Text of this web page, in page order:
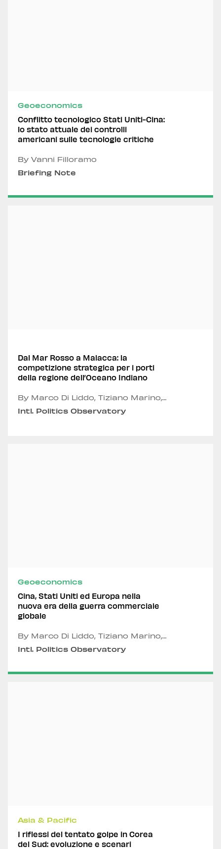
Geoeconomics
Conflitto tecnologico Stati Uniti-Cina:
lo stato attuale dei controlli
americani sulle tecnologie critiche
By Vanni Filloramo
Briefing Note
Dal Mar Rosso a Malacca: la
competizione strategica per i porti
della regione dell’Oceano Indiano
By Marco Di Liddo, Tiziano Marino,
Alexandru Fordea
Intl. Politics Observatory
Geoeconomics
Cina, Stati Uniti ed Europa nella
nuova era della guerra commerciale
globale
By Marco Di Liddo, Tiziano Marino,
Intl. Politics Observatory
Asia & Pacific
I riflessi del tentato golpe in Corea
del Sud: evoluzione e scenari